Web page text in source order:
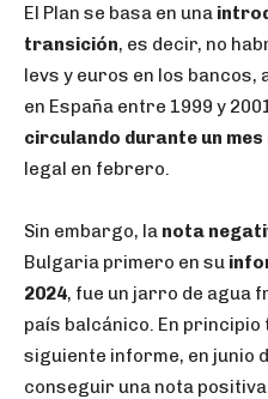
El Plan se basa en una
transición, es decir, no
levs y euros en los bancos,
en España entre 1999 y
circulando durante un mes
legal en febrero.
Sin embargo, la nota
Bulgaria primero en su
2024, fue un jarro de agua
país balcánico. En
siguiente informe, en junio
conseguir una nota